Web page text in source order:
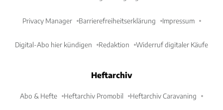
Privacy Manager Barrierefreiheitserklärung Impressum
Digital-Abo hier kündigen Redaktion Widerruf digitaler Käufe
Heftarchiv
Abo & Hefte Heftarchiv Promobil Heftarchiv Caravaning